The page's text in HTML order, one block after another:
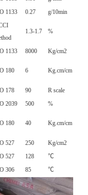
1133 0.27
g/10min
1.3-1.7 %
1133 8000
Kg/cm2
180 6 Kg.cm/cm
178 90
R scale
2039 500
%
180 40 Kg.cm/cm
527 250 Kg/cm2
527 128
℃
306 85 ℃